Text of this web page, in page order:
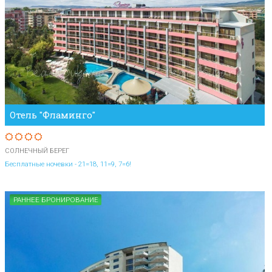
Отель "Фламинго"
СОЛНЕЧНЫЙ БЕРЕГ
Бесплатные ночевки - 21=18, 11=9, 7=6!
РАННЕЕ БРОНИРОВАНИЕ